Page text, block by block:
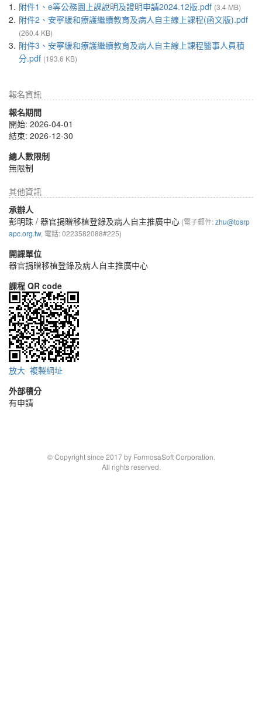
1. 附件1、e等公務園上課說明及證明申請2024.12版.pdf (3.4 MB)
2. 附件2、安寧緩和療護繼續教育及病人自主線上課程(函文版).pdf
(260.4 KB)
3. 附件3、安寧緩和療護繼續教育及病人自主線上課程醫事人員積
分.pdf (193.6 KB)
報名資訊
報名期間
開始: 2026-04-01
結束: 2026-12-30
總人數限制
無限制
其他資訊
承辦人
彭明珠 / 器官捐贈移植登錄及病人自主推廣中心 (電子郵件:zhu@tosrp
apc.org.tw, 電話: 0223582088#225)
開課單位
器官捐贈移植登錄及病人自主推廣中心
課程 QR code
放大 複製網址
外部積分
有申請
© Copyright since 2017 by FormosaSoft Corporation.
All rights reserved.